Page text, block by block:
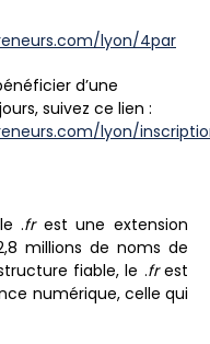
lyon/4par
d’une
suivez ce lien :
lyon/
.frest une extension
millions de noms de
fiable, le .frest
numérique, celle qui